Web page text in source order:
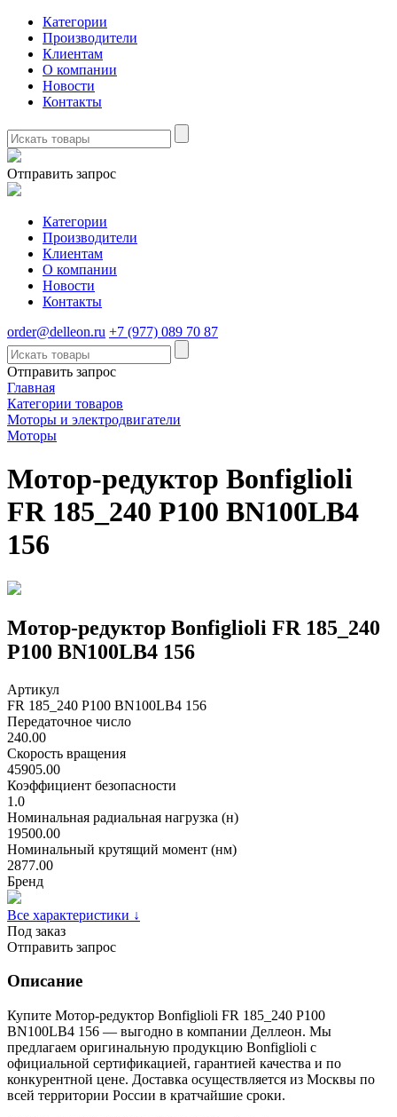
Категории
Производители
Клиентам
О компании
Новости
Контакты
Отправить запрос
Категории
Производители
Клиентам
О компании
Новости
Контакты
order@delleon.ru +7 (977) 089 70 87
Отправить запрос
Главная
Категории товаров
Моторы и электродвигатели
Моторы
Мотор-редуктор Bonfiglioli
FR 185_240 P100 BN100LB4
156
Мотор-редуктор Bonfiglioli FR 185_240
P100 BN100LB4 156
Артикул
FR 185_240 P100 BN100LB4 156
Передаточное число
240.00
Скорость вращения
45905.00
Коэффициент безопасности
1.0
Номинальная радиальная нагрузка (н)
19500.00
Номинальный крутящий момент (нм)
2877.00
Бренд
Все характеристики ↓
Под заказ
Отправить запрос
Описание
Купите Мотор-редуктор Bonfiglioli FR 185_240 P100
BN100LB4 156 — выгодно в компании Деллеон. Мы
предлагаем оригинальную продукцию Bonfiglioli с
официальной сертификацией, гарантией качества и по
конкурентной цене. Доставка осуществляется из Москвы по
всей территории России в кратчайшие сроки.